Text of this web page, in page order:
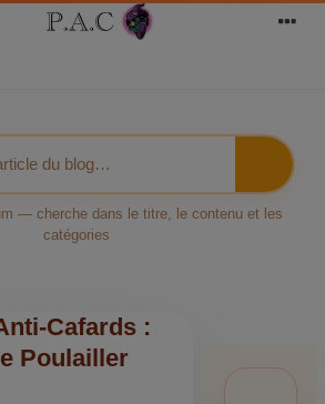
— cherche dans le titre, le contenu et les
catégories
Cafards :
Poulailler